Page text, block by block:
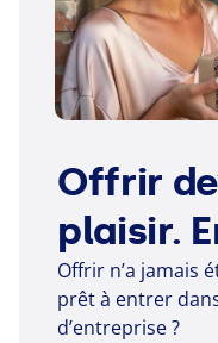
Offrir
plaisir.
Offrir n’a jamais
prêt à entrer
d’entreprise ?